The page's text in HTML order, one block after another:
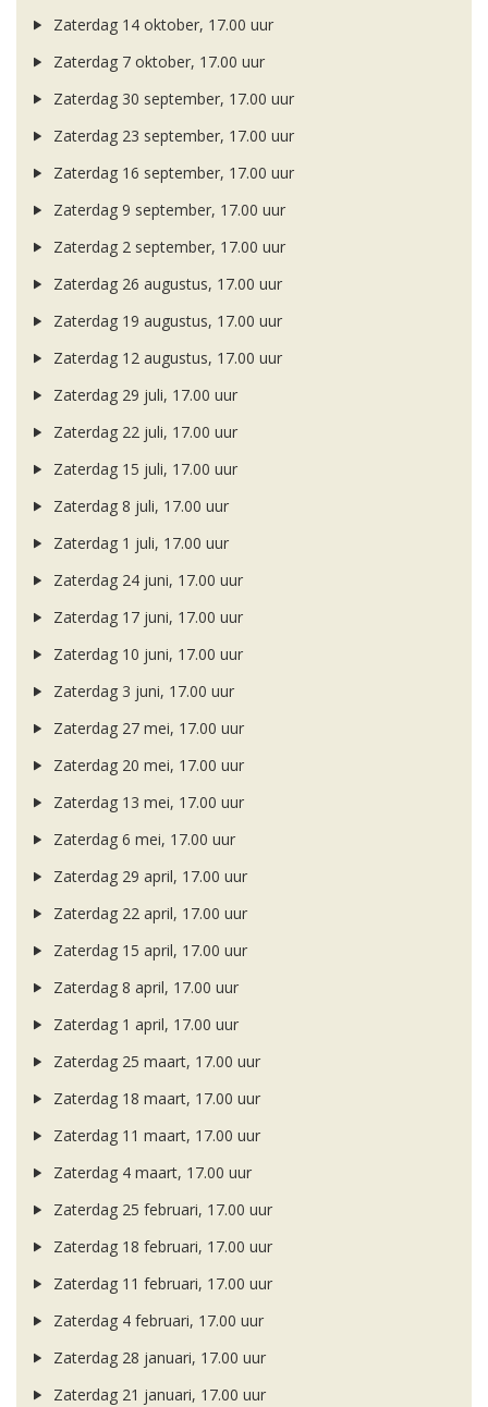
Zaterdag 14 oktober, 17.00 uur
Zaterdag 7 oktober, 17.00 uur
Zaterdag 30 september, 17.00 uur
Zaterdag 23 september, 17.00 uur
Zaterdag 16 september, 17.00 uur
Zaterdag 9 september, 17.00 uur
Zaterdag 2 september, 17.00 uur
Zaterdag 26 augustus, 17.00 uur
Zaterdag 19 augustus, 17.00 uur
Zaterdag 12 augustus, 17.00 uur
Zaterdag 29 juli, 17.00 uur
Zaterdag 22 juli, 17.00 uur
Zaterdag 15 juli, 17.00 uur
Zaterdag 8 juli, 17.00 uur
Zaterdag 1 juli, 17.00 uur
Zaterdag 24 juni, 17.00 uur
Zaterdag 17 juni, 17.00 uur
Zaterdag 10 juni, 17.00 uur
Zaterdag 3 juni, 17.00 uur
Zaterdag 27 mei, 17.00 uur
Zaterdag 20 mei, 17.00 uur
Zaterdag 13 mei, 17.00 uur
Zaterdag 6 mei, 17.00 uur
Zaterdag 29 april, 17.00 uur
Zaterdag 22 april, 17.00 uur
Zaterdag 15 april, 17.00 uur
Zaterdag 8 april, 17.00 uur
Zaterdag 1 april, 17.00 uur
Zaterdag 25 maart, 17.00 uur
Zaterdag 18 maart, 17.00 uur
Zaterdag 11 maart, 17.00 uur
Zaterdag 4 maart, 17.00 uur
Zaterdag 25 februari, 17.00 uur
Zaterdag 18 februari, 17.00 uur
Zaterdag 11 februari, 17.00 uur
Zaterdag 4 februari, 17.00 uur
Zaterdag 28 januari, 17.00 uur
Zaterdag 21 januari, 17.00 uur